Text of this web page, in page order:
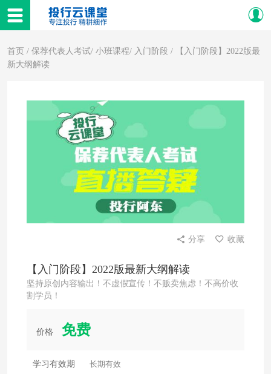
首页 / 保荐代表人考试/ 小班课程/ 入门阶段 / 【入门阶段】2022版最
新大纲解读
分享 收藏
【入门阶段】2022版最新大纲解读
坚持原创内容输出！不虚假宣传！不贩卖焦虑！不高价收
割学员！
价格 免费
学习有效期 长期有效